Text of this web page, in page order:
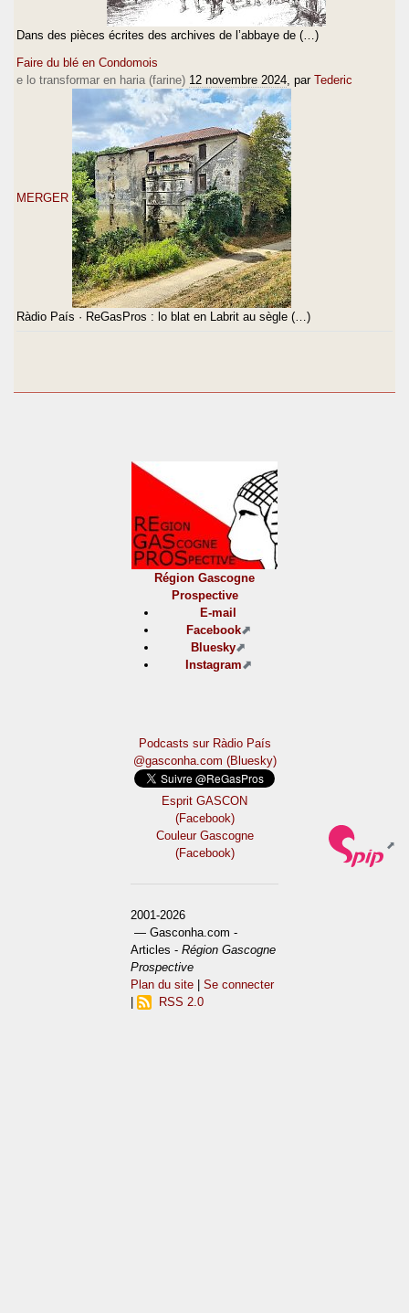
Dans des pièces écrites des archives de l’abbaye de (…)
Faire du blé en Condomois
e lo transformar en haria (farine) 12 novembre 2024 , par Tederic
MERGER
Ràdio País · ReGasPros : lo blat en Labrit au sègle (…)
Région Gascogne
Prospective
E-mail
Facebook
Bluesky
Instagram
Podcasts sur Ràdio País
@gasconha.com (Bluesky)
Esprit GASCON
(Facebook)
Couleur Gascogne
(Facebook)
2001-2026
— Gasconha.com -
Articles -Région Gascogne
Prospective
Plan du site |Se connecter
RSS 2.0